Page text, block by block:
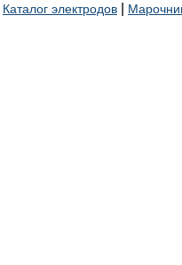
Каталог электродов